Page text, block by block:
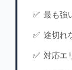
✅ 最も強
✅ 途切れ
✅ 対応エ